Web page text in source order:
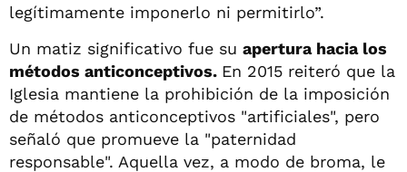
legítimamente imponerlo ni permitirlo”.
Un matiz significativo fue su apertura hacia los
métodos anticonceptivos. En 2015 reiteró que la
Iglesia mantiene la prohibición de la imposición
de métodos anticonceptivos "artificiales", pero
señaló que promueve la "paternidad
responsable". Aquella vez, a modo de broma, le